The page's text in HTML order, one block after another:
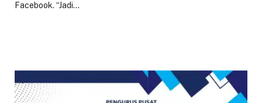
Facebook. “Jadi…